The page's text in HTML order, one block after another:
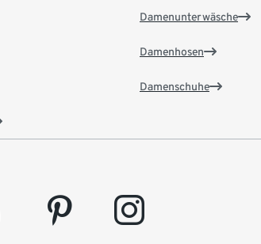
Damenunterwäsche
Damenhosen
Damenschuhe
pinterest instagram